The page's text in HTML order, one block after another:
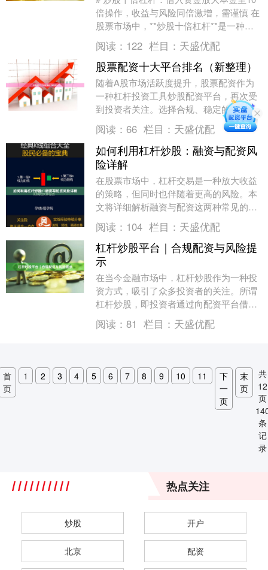
倍操作，收益与风险同倍激增，需谨慎 在
股票市场中，**炒股十倍杠杆**是一种高
风险高回报的投资方式。所谓十倍杠杆，
即投资....
阅读： 122 栏目： 天盛优配
股票配资十大平台排名（新整理）
随着A股市场活跃度提升，股票配资作为
一种杠杆投资工具炒股配资平台，再次受
到投资者关注。选择合规、稳定的配资平
台，是控制风险的第一步。本文基于平台
资质、资金安全、....
阅读： 66 栏目： 天盛优配
如何利用杠杆炒股：融资与配资风
险详解
在股票市场中，杠杆交易是一种放大收益
的策略，但同时也伴随着更高的风险。本
文将详细解析融资与配资这两种常见的杠
杆炒股方式炒股配资平台，帮助投资者在
追求收益的同时，....
阅读： 104 栏目： 天盛优配
杠杆炒股平台｜合规配资与风险提
示
在当今金融市场中，杠杆炒股作为一种投
资方式，吸引了众多投资者的关注。所谓
杠杆炒股，即投资者通过向配资平台借入
资金，以放大自身投资本金，从而在股票
市场中获取更高收....
阅读： 81 栏目： 天盛优配
首
页
1 2 3 4 5 6 7 8 9 10 11
下
一
页
末
页
共
12
页
条
记
录
热点关注
炒股 开户
北京 配资